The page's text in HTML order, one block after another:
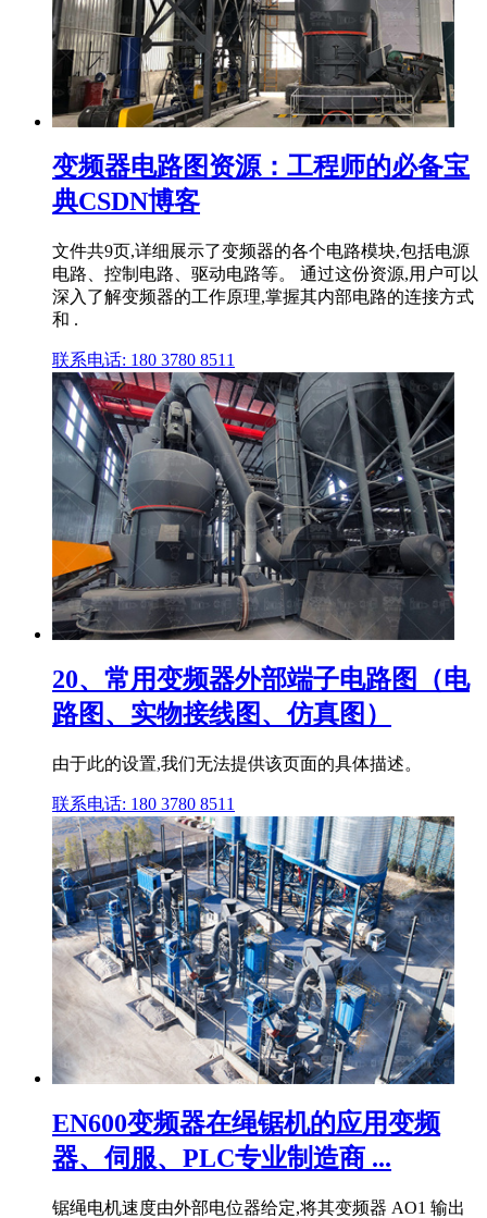
变频器电路图资源：工程师的必备宝
典CSDN博客
文件共9页,详细展示了变频器的各个电路模块,包括电源
电路、控制电路、驱动电路等。 通过这份资源,用户可以
深入了解变频器的工作原理,掌握其内部电路的连接方式
和 .
联系电话: 180 3780 8511
20、常用变频器外部端子电路图（电
路图、实物接线图、仿真图）
由于此的设置,我们无法提供该页面的具体描述。
联系电话: 180 3780 8511
EN600变频器在绳锯机的应用变频
器、伺服、PLC专业制造商 ...
锯绳电机速度由外部电位器给定,将其变频器 AO1 输出